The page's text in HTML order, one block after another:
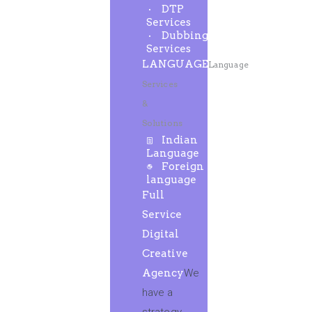
DTP
Services
Dubbing
Services
LANGUAGELanguage
Services
&
Solutions
Indian
Language
Foreign
language
Full
Service
Digital
Creative
AgencyWe
have a